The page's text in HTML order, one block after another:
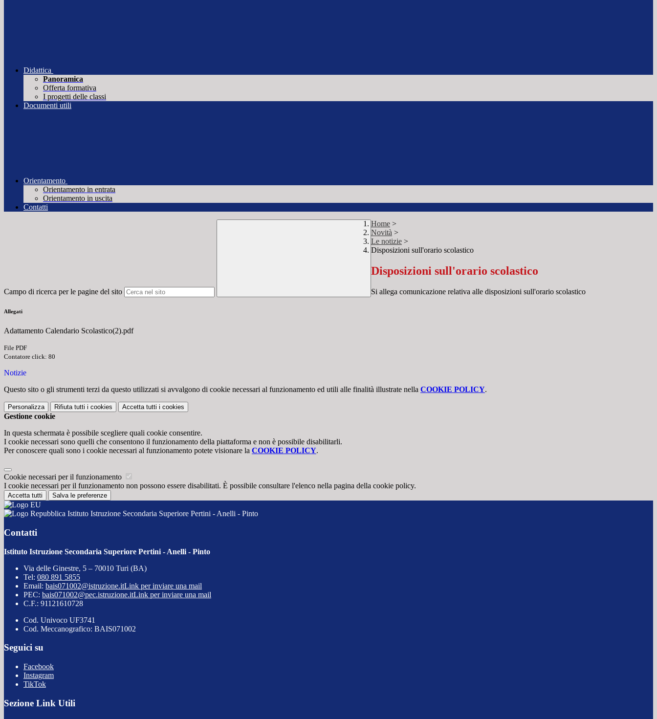
Didattica
Panoramica
Offerta formativa
I progetti delle classi
Documenti utili
Orientamento
Orientamento in entrata
Orientamento in uscita
Contatti
Campo di ricerca per le pagine del sito
Home >
Novità >
Le notizie >
Disposizioni sull'orario scolastico
Disposizioni sull'orario scolastico
Si allega comunicazione relativa alle disposizioni sull'orario scolastico
Allegati
Adattamento Calendario Scolastico(2).pdf
File PDF
Contatore click: 80
Notizie
Questo sito o gli strumenti terzi da questo utilizzati si avvalgono di cookie necessari al funzionamento ed utili alle finalità illustrate nella COOKIE POLICY.
Personalizza Rifiuta tutti i cookies Accetta tutti i cookies
Gestione cookie
In questa schermata è possibile scegliere quali cookie consentire.
I cookie necessari sono quelli che consentono il funzionamento della piattaforma e non è possibile disabilitarli.
Per conoscere quali sono i cookie necessari al funzionamento potete visionare la COOKIE POLICY.
Cookie necessari per il funzionamento
I cookie necessari per il funzionamento non possono essere disabilitati. È possibile consultare l'elenco nella pagina della cookie policy.
Accetta tutti Salva le preferenze
Istituto Istruzione Secondaria Superiore Pertini - Anelli - Pinto
Contatti
Istituto Istruzione Secondaria Superiore Pertini - Anelli - Pinto
Via delle Ginestre, 5 – 70010 Turi (BA)
Tel: 080 891 5855
Email: bais071002@istruzione.itLink per inviare una mail
PEC: bais071002@pec.istruzione.itLink per inviare una mail
C.F.: 91121610728
Cod. Univoco UF3741
Cod. Meccanografico: BAIS071002
Seguici su
Facebook
Instagram
TikTok
Sezione Link Utili